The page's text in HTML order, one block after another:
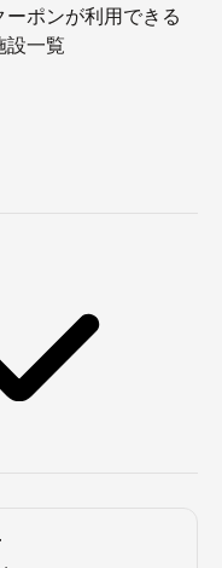
ーポンが利用できる
設一覧